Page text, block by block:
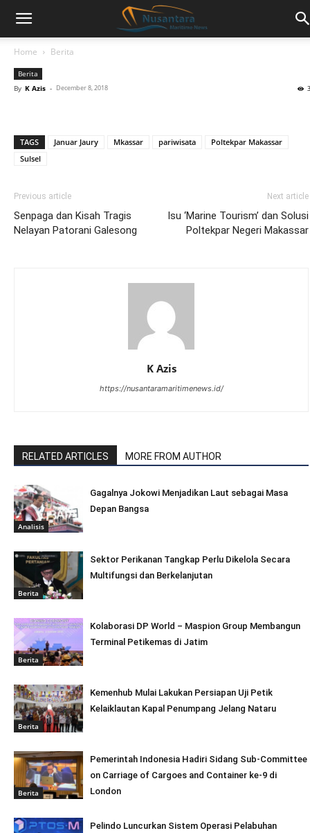
Home Berita
Berita
By K Azis - December 8, 2018
TAGS Januar Jaury Mkassar pariwisata
Poltekpar Makassar
Sulsel
Previous article
Senpaga dan Kisah Tragis
Nelayan Patorani Galesong
Next article
Isu ‘Marine Tourism’ dan Solusi
Poltekpar Negeri Makassar
K Azis
https://nusantaramaritimenews.id/
RELATED ARTICLES MORE FROM AUTHOR
Analisis
Gagalnya Jokowi Menjadikan Laut sebagai Masa
Depan Bangsa
Berita
Sektor Perikanan Tangkap Perlu Dikelola Secara
Multifungsi dan Berkelanjutan
Berita
Kolaborasi DP World – Maspion Group Membangun
Terminal Petikemas di Jatim
Berita
Kemenhub Mulai Lakukan Persiapan Uji Petik
Kelaiklautan Kapal Penumpang Jelang Nataru
Berita
Pemerintah Indonesia Hadiri Sidang Sub-Committee
on Carriage of Cargoes and Container ke-9 di
London
Pelindo Luncurkan Sistem Operasi Pelabuhan